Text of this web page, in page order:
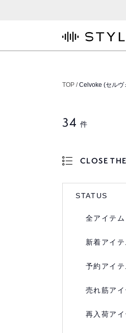
TOP /Celvoke (セルヴ
34 件
CLOSE
STATUS
全アイテム
新着アイテ
予約アイテ
売れ筋アイ
再入荷アイ